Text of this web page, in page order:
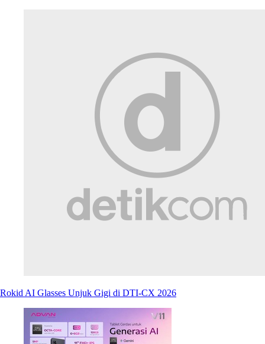
Rokid AI Glasses Unjuk Gigi di DTI-CX 2026